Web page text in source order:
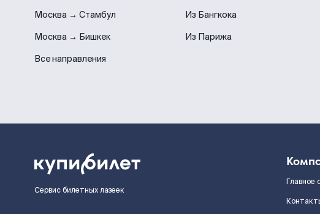
Москва → Стамбул
Москва → Бишкек
Все направления
Из Бангкока
Из Парижа
Сервис билетных лазеек
Главное